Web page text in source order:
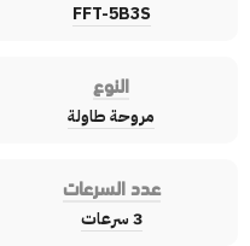
FFT-5B3S
النوع
مروحة طاولة
عدد السرعات
3 سرعات